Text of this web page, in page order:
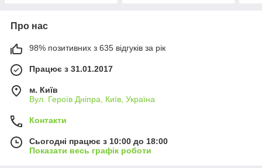
Про нас
98% позитивних з 635 відгуків за рік
Працює з 31.01.2017
м. Київ
Вул. Героїв Дніпра, Київ, Україна
Контакти
Сьогодні працює з 10:00 до 18:00
Показати весь графік роботи